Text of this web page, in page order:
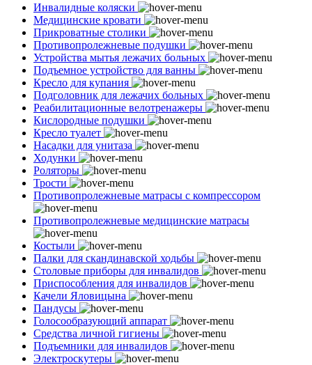
Инвалидные коляски
Медицинские кровати
Прикроватные столики
Противопролежневые подушки
Устройства мытья лежачих больных
Подъемное устройство для ванны
Кресло для купания
Подголовник для лежачих больных
Реабилитационные велотренажеры
Кислородные подушки
Кресло туалет
Насадки для унитаза
Ходунки
Роляторы
Трости
Противопролежневые матрасы с компрессором
Противопролежневые медицинские матрасы
Костыли
Палки для скандинавской ходьбы
Столовые приборы для инвалидов
Приспособления для инвалидов
Качели Яловицына
Пандусы
Голосообразующий аппарат
Средства личной гигиены
Подъемники для инвалидов
Электроскутеры